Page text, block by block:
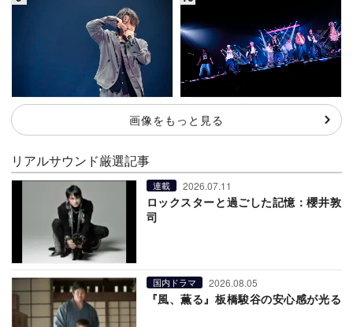
画像をもっと見る
リアルサウンド厳選記事
連載 2026.07.11
ロックスターと過ごした記憶：櫻井敦
司
国内ドラマ 2026.08.05
『風、薫る』板橋駿谷の安心感が光る